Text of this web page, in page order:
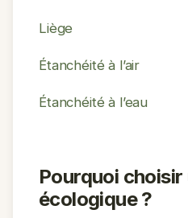
Liège
Étanchéité à l’air
Étanchéité à l’eau
Pourquoi
écologique ?